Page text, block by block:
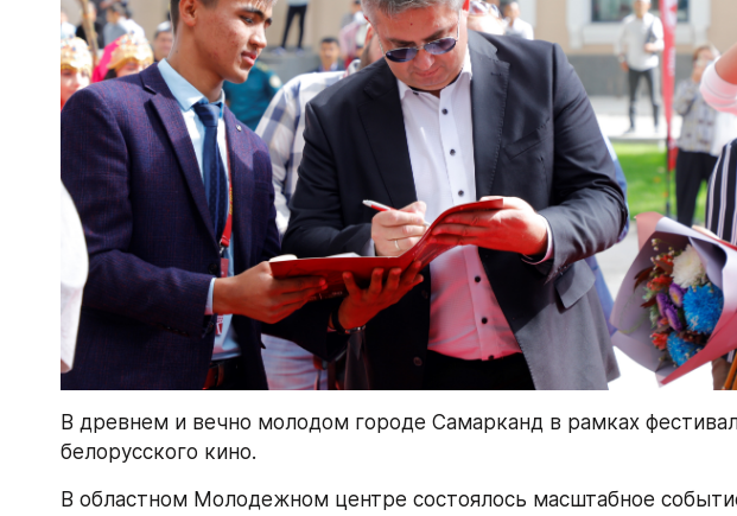
В древнем и вечно молодом городе Самарканд в рамках
белорусского кино.
В областном Молодежном центре состоялось масштабное